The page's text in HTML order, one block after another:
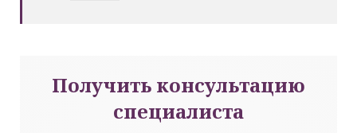
Получить консультацию
специалиста